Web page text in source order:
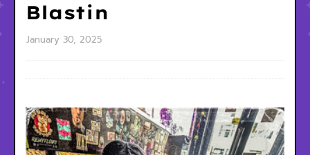
Blastin
January 30, 2025